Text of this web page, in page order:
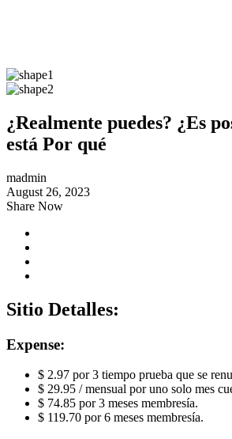
¿Realmente puedes? ¿Es
está Por qué
madmin
August 26, 2023
Share Now
Sitio Detalles:
Expense:
$ 2.97 por 3 tiempo prueba que se
$ 29.95 / mensual por uno solo mes
$ 74.85 por 3 meses membresía.
$ 119.70 por 6 meses membresía.